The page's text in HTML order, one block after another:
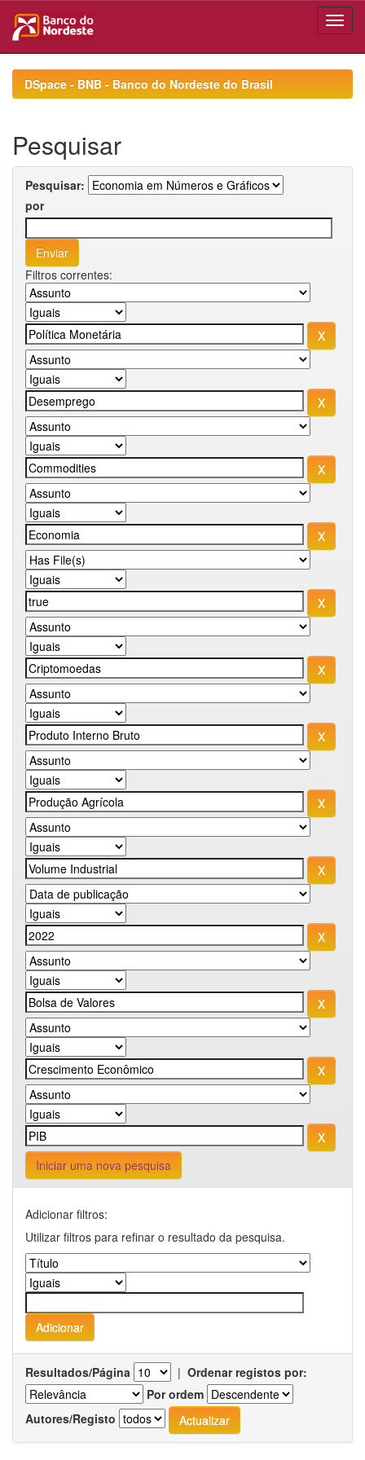
navigationDSpace - BNB - Banco do Nordeste do Brasil
Pesquisar
Pesquisar:
por
Filtros correntes:
Iniciar uma nova pesquisa
Adicionar filtros:
Utilizar filtros para refinar o resultado da pesquisa.
Resultados/Página | Ordenar registos por:
Por ordem
Autores/Registo